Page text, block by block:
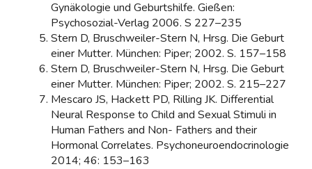
Gynäkologie und Geburtshilfe. Gießen:
Psychosozial-Verlag 2006. S 227–235
Stern D, Bruschweiler-Stern N, Hrsg. Die Geburt
einer Mutter. München: Piper; 2002. S. 157–158
Stern D, Bruschweiler-Stern N, Hrsg. Die Geburt
einer Mutter. München: Piper; 2002. S. 215–227
Mescaro JS, Hackett PD, Rilling JK. Differential
Neural Response to Child and Sexual Stimuli in
Human Fathers and Non- Fathers and their
Hormonal Correlates. Psychoneuroendocrinologie
2014; 46: 153–163